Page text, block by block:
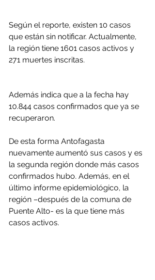
Según el reporte, existen 10 casos
que están sin notificar. Actualmente,
la región tiene 1601 casos activos y
271 muertes inscritas.
Además indica que a la fecha hay
10.844 casos confirmados que ya se
recuperaron.
De esta forma Antofagasta
nuevamente aumentó sus casos y es
la segunda región donde más casos
confirmados hubo. Además, en el
último informe epidemiológico, la
región –después de la comuna de
Puente Alto- es la que tiene más
casos activos.